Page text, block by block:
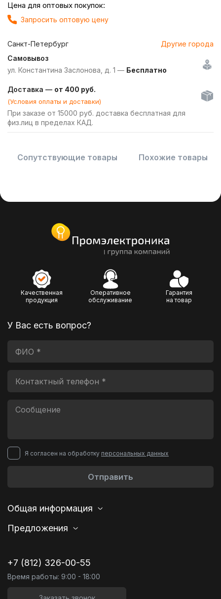
Цена для оптовых покупок:
Запросить оптовую цену
Санкт-Петербург
Другие города
Самовывоз
ул. Константина Заслонова, д. 1 — Бесплатно
Доставка — от 400 руб.
(Условия оплаты и доставки)
При заказе от 15000 руб. доставка бесплатная для
физ.лиц в пределах КАД.
Сопутствующие товары Похожие товары
Качественная
продукция
Оперативное
обслуживание
Гарантия
на товар
У Вас есть вопрос?
Я согласен на обработку персональных данных
Отправить
Общая информация
Предложения
+7 (812) 326-00-55
Время работы: 9:00 - 18:00